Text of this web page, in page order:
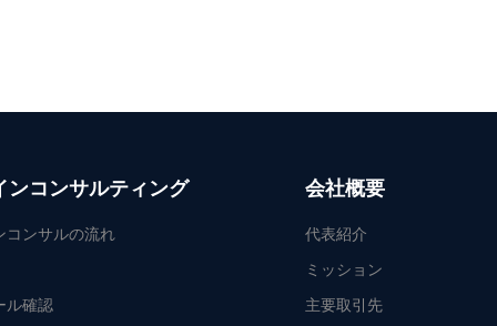
ンコンサルティング
コンサルの流れ
ル確認
会社概要
代表紹介
ミッション
主要取引先